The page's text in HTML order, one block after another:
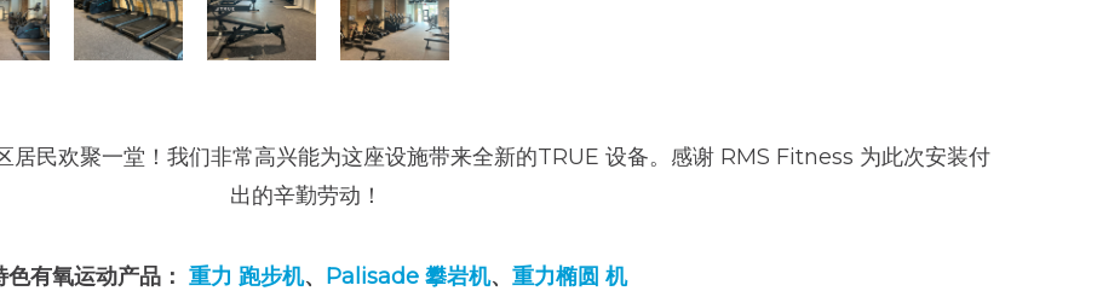
居民欢聚一堂！我们非常高兴能为这座设施带来全新的TRUE 设备。感谢 RMS Fitness 为此次安装付
出的辛勤劳动！
色有氧运动产品： 重力 跑步机、 Palisade 攀岩机、 重力椭圆 机